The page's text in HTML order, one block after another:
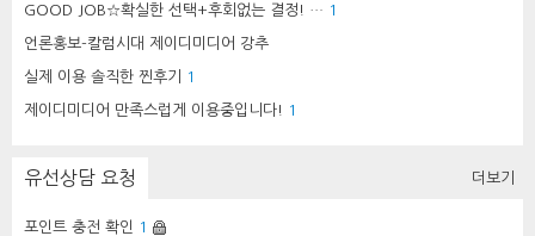
GOOD JOB☆확실한 선택+후회없는 결정! … 1
언론홍보-칼럼시대 제이디미디어 강추
실제 이용 솔직한 찐후기 1
제이디미디어 만족스럽게 이용중입니다! 1
유선상담 요청 더보기
포인트 충전 확인 1